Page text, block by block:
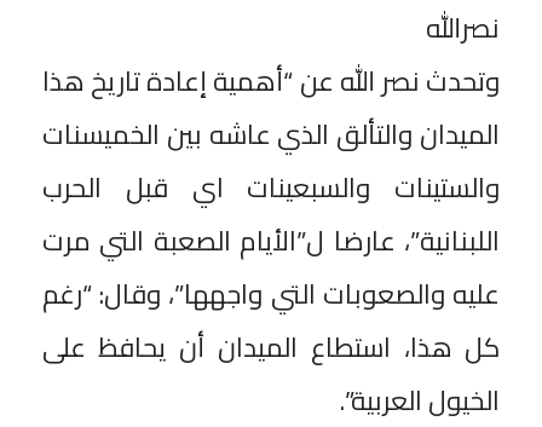
نصرالله
وتحدث نصر الله عن “أهمية إعادة تاريخ هذا
الميدان والتألق الذي عاشه بين الخميسنات
والستينات والسبعينات اي قبل الحرب
اللبنانية”، عارضا ل”الأيام الصعبة التي مرت
عليه والصعوبات التي واجهها”، وقال: “رغم
كل هذا، استطاع الميدان أن يحافظ على
الخيول العربية”.